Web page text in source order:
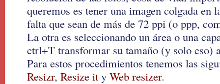
queremos es tener una imagen colgada en
falta que sean de más de 72 ppi (o ppp,
La otra es seleccionando un área o una
ctrl+T transformar su tamaño (y solo eso)
Para estos procedimientos tenemos las
Resizr, Resize it y Web resizer.